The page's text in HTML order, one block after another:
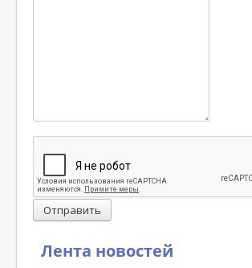
Лента новостей
Отправить